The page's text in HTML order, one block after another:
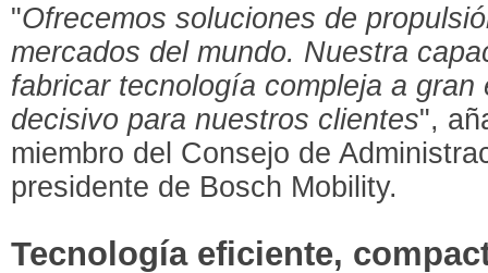
"Ofrecemos soluciones de
mercados del mundo. Nuestra
fabricar tecnología compleja a
decisivo para nuestros clientes",
miembro del Consejo de
presidente de Bosch Mobility.
Tecnología eficiente,